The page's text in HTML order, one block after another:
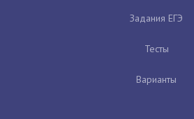
Задания ЕГЭ
Тесты
Варианты